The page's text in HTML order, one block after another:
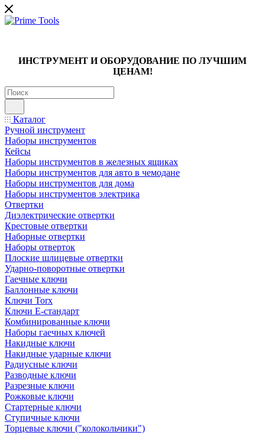
ИНСТРУМЕНТ И ОБОРУДОВАНИЕ ПО ЛУЧШИМ
ЦЕНАМ!
Каталог
Ручной инструмент
Наборы инструментов
Кейсы
Наборы инструментов в железных ящиках
Наборы инструментов для авто в чемодане
Наборы инструментов для дома
Наборы инструментов электрика
Отвертки
Диэлектрические отвертки
Крестовые отвертки
Наборные отвертки
Наборы отверток
Плоские шлицевые отвертки
Ударно-поворотные отвертки
Гаечные ключи
Баллонные ключи
Ключи Torx
Ключи Е-стандарт
Комбинированные ключи
Наборы гаечных ключей
Накидные ключи
Накидные ударные ключи
Радиусные ключи
Разводные ключи
Разрезные ключи
Рожковые ключи
Стартерные ключи
Ступичные ключи
Торцевые ключи ("колокольчики")